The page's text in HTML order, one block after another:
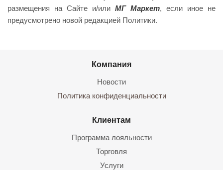
размещения на Сайте и/или МГ Маркет, если иное не
предусмотрено новой редакцией Политики.
Компания
Новости
Политика конфиденциальности
Клиентам
Программа лояльности
Торговля
Услуги